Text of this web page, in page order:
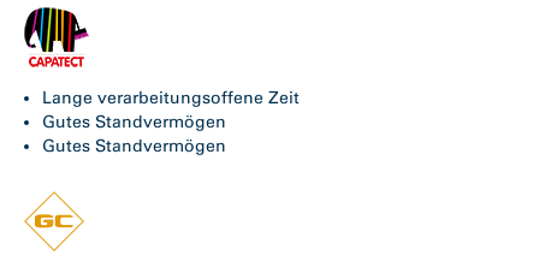
Lange verarbeitungsoffene Zeit
Gutes Standvermögen
Gutes Standvermögen